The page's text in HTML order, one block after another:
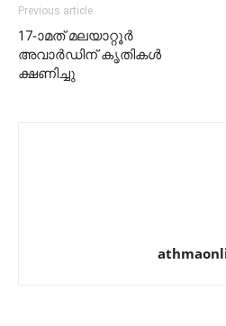
Previous article
17-ാമത് മലയാറ്റൂര്‍
അവാര്‍ഡിന് കൃതികള്‍
ക്ഷണിച്ചു